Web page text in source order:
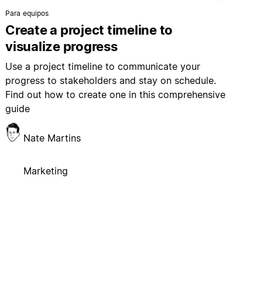
Para equipos
Create a project timeline to
visualize progress
Use a project timeline to communicate your
progress to stakeholders and stay on schedule.
Find out how to create one in this comprehensive
guide
Nate Martins
Marketing